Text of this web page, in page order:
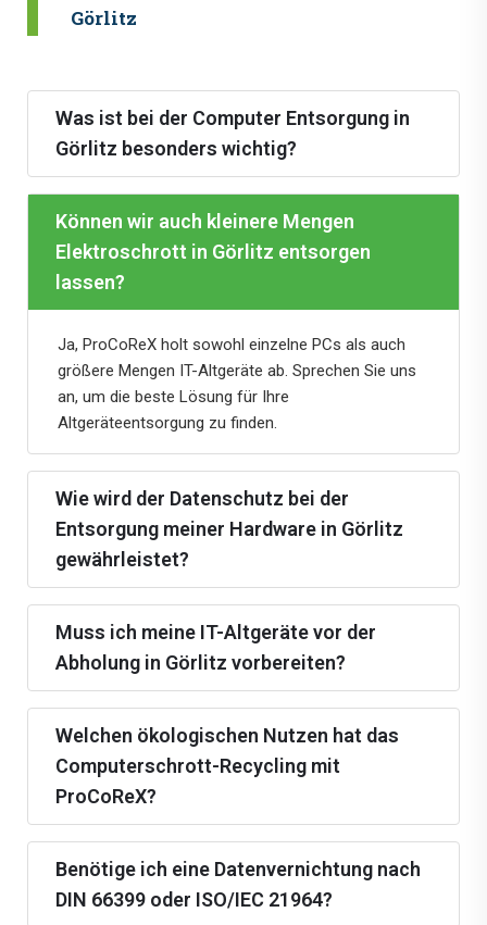
Görlitz
Was ist bei der Computer Entsorgung in
Görlitz besonders wichtig?
Können wir auch kleinere Mengen
Elektroschrott in Görlitz entsorgen
lassen?
Ja, ProCoReX holt sowohl einzelne PCs als auch
größere Mengen IT-Altgeräte ab. Sprechen Sie uns
an, um die beste Lösung für Ihre
Altgeräteentsorgung zu finden.
Wie wird der Datenschutz bei der
Entsorgung meiner Hardware in Görlitz
gewährleistet?
Muss ich meine IT-Altgeräte vor der
Abholung in Görlitz vorbereiten?
Welchen ökologischen Nutzen hat das
Computerschrott-Recycling mit
ProCoReX?
Benötige ich eine Datenvernichtung nach
DIN 66399 oder ISO/IEC 21964?